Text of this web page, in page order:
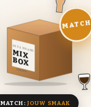
DEZE MAAND
MIX
BOX
8 BIEREN
MATCH
MATCH: JOUW SMAAK